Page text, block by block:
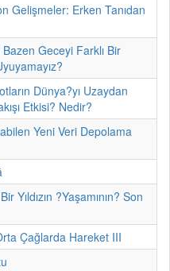
Gelişmeler: Erken Tanıdan
Geceyi Farklı Bir
Dünya?yı Uzaydan
Etkisi? Nedir?
Yeni Veri Depolama
Yıldızın ?Yaşamının? Son
Çağlarda Hareket III